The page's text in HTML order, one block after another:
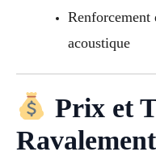
Renforcement
acoustique
Prix et